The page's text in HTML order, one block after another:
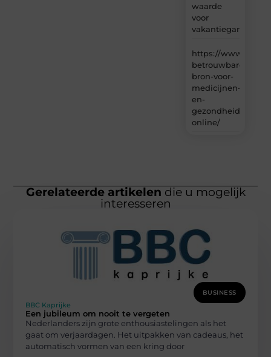
waarde
voor
vakantiegangers
https://
betrouwbare-
bron-voor-
medicijnen-
en-
online/
Gerelateerde artikelen die u mogelijk
interesseren
BUSINESS
BBC Kaprijke
Een jubileum om nooit te vergeten
Nederlanders zijn grote enthousiastelingen als het
gaat om verjaardagen. Het uitpakken van cadeaus, het
automatisch vormen van een kring door